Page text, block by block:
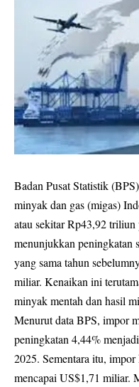
Badan Pusat Statistik
minyak dan gas (migas)
atau sekitar Rp43,92
menunjukkan peningkatan
yang sama tahun
miliar. Kenaikan ini
minyak mentah dan hasil
Menurut data BPS, impor
peningkatan 4,44%
2025. Sementara itu,
mencapai US$1,71 miliar.